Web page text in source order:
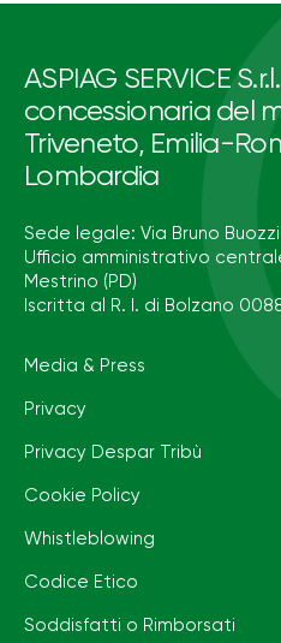
ASPIAG SERVICE S.r.l.
concessionaria del
Triveneto, Emilia-
Lombardia
Sede legale: Via Bruno
Ufficio amministrativo
Mestrino (PD)
Iscritta al R. I. di Bolzano
Media & Press
Privacy
Privacy Despar Tribù
Cookie Policy
Whistleblowing
Codice Etico
Soddisfatti o Rimborsati